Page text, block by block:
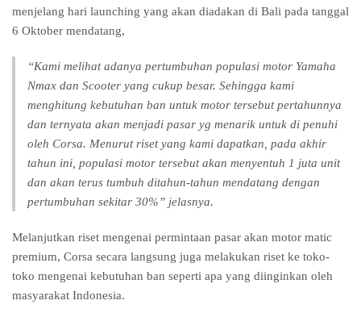
menjelang hari launching yang akan diadakan di Bali pada tanggal
6 Oktober mendatang,
“Kami melihat adanya pertumbuhan populasi motor Yamaha
Nmax dan Scooter yang cukup besar. Sehingga kami
menghitung kebutuhan ban untuk motor tersebut pertahunnya
dan ternyata akan menjadi pasar yg menarik untuk di penuhi
oleh Corsa. Menurut riset yang kami dapatkan, pada akhir
tahun ini, populasi motor tersebut akan menyentuh 1 juta unit
dan akan terus tumbuh ditahun-tahun mendatang dengan
pertumbuhan sekitar 30%” jelasnya.
Melanjutkan riset mengenai permintaan pasar akan motor matic
premium, Corsa secara langsung juga melakukan riset ke toko-
toko mengenai kebutuhan ban seperti apa yang diinginkan oleh
masyarakat Indonesia.